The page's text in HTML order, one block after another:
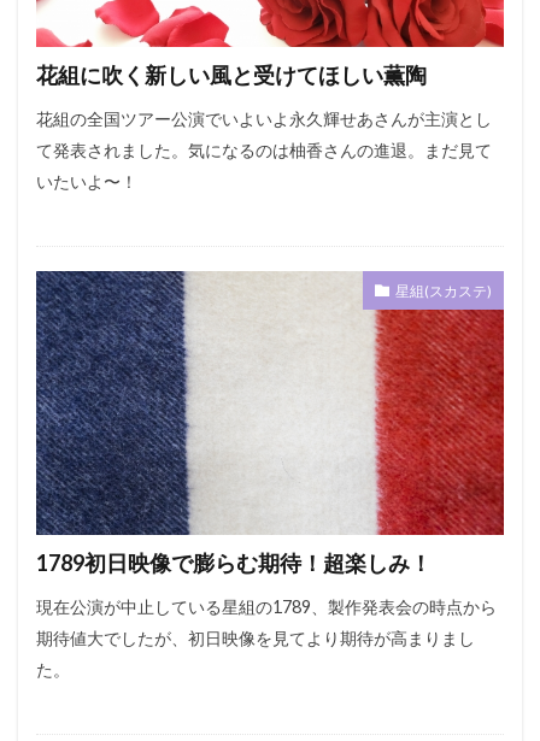
花組に吹く新しい風と受けてほしい薫陶
花組の全国ツアー公演でいよいよ永久輝せあさんが主演とし
て発表されました。気になるのは柚香さんの進退。まだ見て
いたいよ〜！
星組(スカステ)
1789初日映像で膨らむ期待！超楽しみ！
現在公演が中止している星組の1789、製作発表会の時点から
期待値大でしたが、初日映像を見てより期待が高まりまし
た。